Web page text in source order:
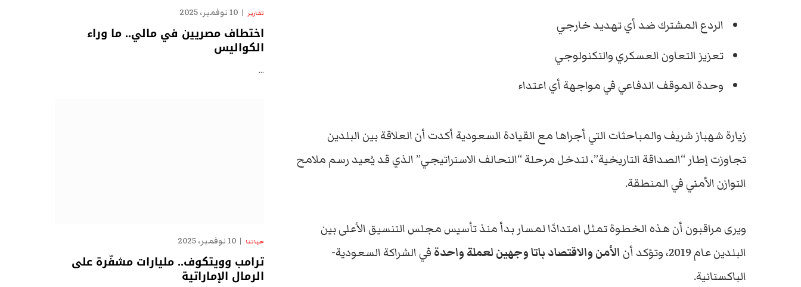
الردع المشترك ضد أي تهديد خارجي
تعزيز التعاون العسكري والتكنولوجي
وحدة الموقف الدفاعي في مواجهة أي اعتداء
زيارة شهباز شريف والمباحثات التي أجراها مع القيادة السعودية أكدت أن العلاقة بين البلدين
تجاوزت إطار “الصداقة التاريخية”، لتدخل مرحلة “التحالف الاستراتيجي” الذي قد يُعيد رسم ملامح
التوازن الأمني في المنطقة.
ويرى مراقبون أن هذه الخطوة تمثل امتدادًا لمسار بدأ منذ تأسيس مجلس التنسيق الأعلى بين
البلدين عام 2019، وتؤكد أن
الأمن والاقتصاد باتا وجهين لعملة واحدة في الشراكة السعودية-
الباكستانية.
تقارير 10 نوفمبر، 2025
اختطاف مصريين في مالي.. ما وراء
الكواليس
…
حياتنا 10 نوفمبر، 2025
ترامب وويتكوف.. مليارات مشفّرة على
الرمال الإماراتية